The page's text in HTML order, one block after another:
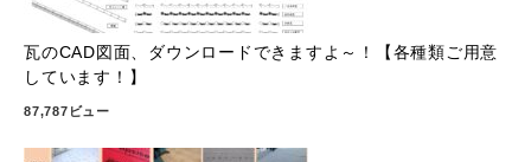
瓦のCAD図面、ダウンロードできますよ～！【各種類ご用意
しています！】
87,787ビュー